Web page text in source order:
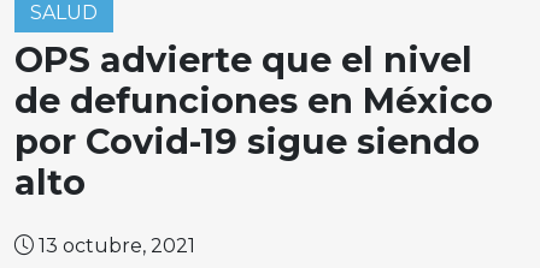
SALUD
OPS advierte que el nivel
de defunciones en México
por Covid-19 sigue siendo
alto
13 octubre, 2021